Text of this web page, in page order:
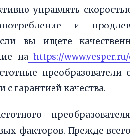
управлять
и
вы ищете
наhttps://
преобразователи
гарантией качества.
факторов. Прежде